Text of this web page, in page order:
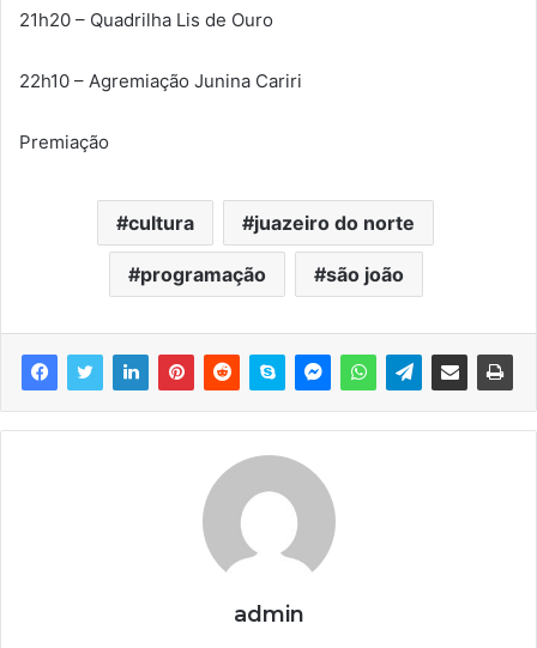
21h20 – Quadrilha Lis de Ouro
22h10 – Agremiação Junina Cariri
Premiação
cultura juazeiro do norte
programação são joão
admin